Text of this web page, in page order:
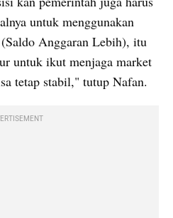
untuk menggunakan
Anggaran Lebih), itu
untuk ikut menjaga market
tetap stabil," tutup Nafan.